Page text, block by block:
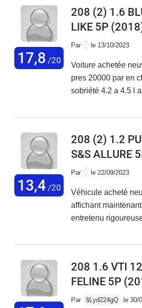
euros de
réparée reprise par
17,8 /20
208 (2) 1.6
LIKE 5P
Par le 13/10/2023
Voiture achetée
pres 20000 par en
sobriété 4.2 a 4.5 l
probleme
13,4/20
208 (2) 1.2
S&S ALLURE
Par le 22/09/2023
Véhicule acheté
affichant
entretenu
confortable,
208 1.6 VTI
FELINE 5P
Par §Lyd224gQ le 30/